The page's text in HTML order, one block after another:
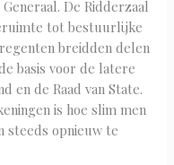
De Ridderzaal
tot bestuurlijke
breidden delen
basis voor de latere
en de Raad van State.
is hoe slim men
steeds opnieuw te